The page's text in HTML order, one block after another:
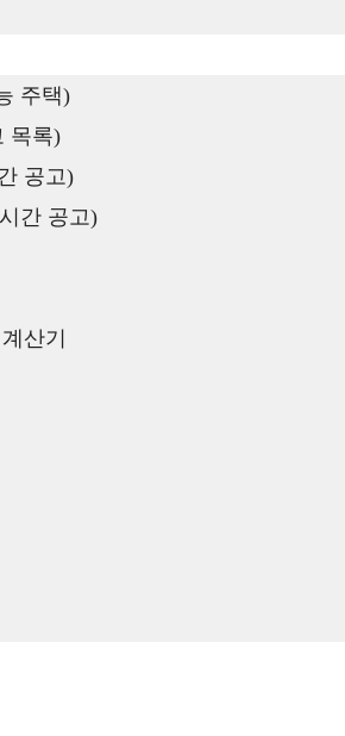
주택)
목록)
공고)
간 공고)
산기